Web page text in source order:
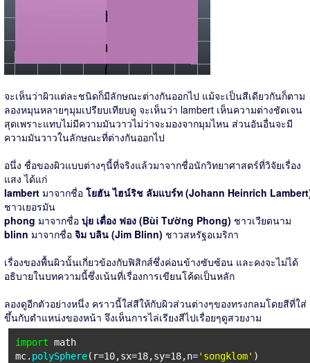
จะเห็นว่าผิวแต่ละชนิดก็มีลักษณะต่างกันออกไป แม้จะเป็นสีเดียวกันก็ตาม
ลองหมุนหลายๆมุมเปรียบเทียบดู จะเห็นว่า lambert เห็นความต่างชัดเจน
สุดเพราะแทบไม่มีความมันวาวไม่ว่าจะมองจากมุมไหน ส่วนอันอื่นจะมี
ความมันวาวในลักษณะที่ต่างกันออกไป
อนึ่ง ชื่อของผิวแบบต่างๆนี้ที่จริงแล้วมาจากชื่อนักวิทยาศาสตร์ที่วิจัยเรื่อง
แสง ได้แก่
lambert มาจากชื่อ โยฮัน ไฮน์ริช ลัมแบร์ท (Johann Heinrich
ชาวเยอรมัน
phong มาจากชื่อ บุ่ย เตื่อง ฟอง (Bùi Tường Phong) ชาวเวียดนาม
blinn มาจากชื่อ จิม บลิน (Jim Blinn) ชาวสหรัฐอเมริกา
เรื่องของพื้นผิวนั้นเกี่ยวข้องกับฟิสิกส์ซึ่งค่อนข้างซับซ้อน และคงจะไม่ได้
อธิบายในบทความนี้ซึ่งเน้นที่เรื่องการเขียนโค้ดเป็นหลัก
ลองดูอีกตัวอย่างหนึ่ง คราวนี้ใส่สีให้กับผิวส่วนต่างๆของทรงกลมโดยสีที่ใส่
ขึ้นกับตำแหน่งของหน้า จึงเห็นการไล่เรียงสีไปเรื่อยๆดูสวยงาม
import math
mc. polySphere(r=10,sx=18,sy=18,n='songklom' )